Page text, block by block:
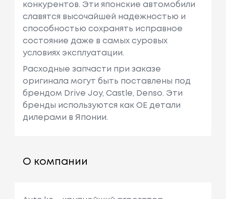
конкурентов. Эти японские автомобили
славятся высочайшей надежностью и
способностью сохранять исправное
состояние даже в самых суровых
условиях эксплуатации.
Расходные запчасти при заказе
оригинала могут быть поставлены под
брендом Drive Joy, Castle, Denso. Эти
бренды используются как ОЕ детали
дилерами в Японии.
О компании